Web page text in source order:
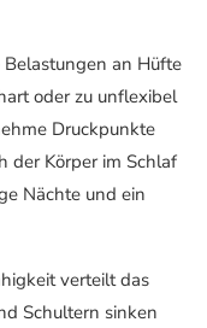
an Hüfte
oder zu unflexibel
Druckpunkte
der Körper im Schlaf
Nächte und ein
verteilt das
Schultern sinken